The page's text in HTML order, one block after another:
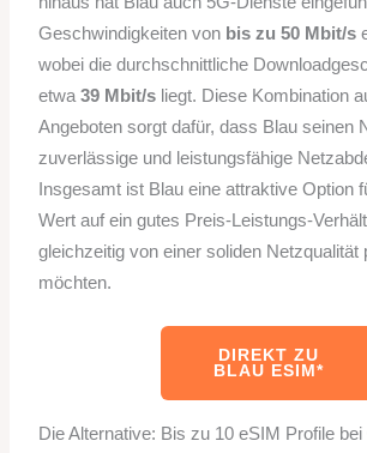
Geschwindigkeiten von bis zu 50 Mbit/s
wobei die durchschnittliche
etwa39 Mbit/s liegt. Diese Kombination
Angeboten sorgt dafür, dass Blau seinen
zuverlässige und leistungsfähige
Insgesamt ist Blau eine attraktive Option
Wert auf ein gutes Preis-Leistungs-
gleichzeitig von einer soliden Netzqualität
möchten.
DIREKT ZU
BLAU ESIM*
Die Alternative: Bis zu 10 eSIM Profile bei